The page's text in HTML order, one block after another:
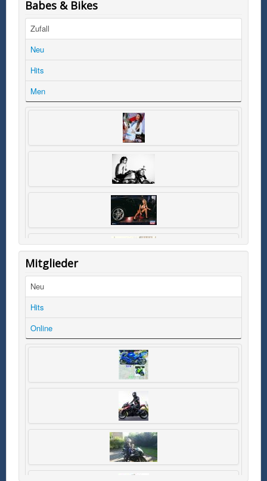
Babes & Bikes
Zufall
Neu
Hits
Men
Mitglieder
Neu
Hits
Online